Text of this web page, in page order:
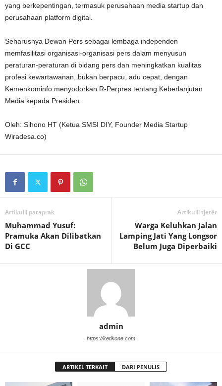
yang berkepentingan, termasuk perusahaan media startup dan
perusahaan platform digital.
Seharusnya Dewan Pers sebagai lembaga independen
memfasilitasi organisasi-organisasi pers dalam menyusun
peraturan-peraturan di bidang pers dan meningkatkan kualitas
profesi kewartawanan, bukan berpacu, adu cepat, dengan
Kemenkominfo menyodorkan R-Perpres tentang Keberlanjutan
Media kepada Presiden.
Oleh: Sihono HT (Ketua SMSI DIY, Founder Media Startup
Wiradesa.co)
Artikulli paraprak
Muhammad Yusuf:
Pramuka Akan Dilibatkan
Di GCC
Artikulli tjetër
Warga Keluhkan Jalan
Lamping Jati Yang Longsor
Belum Juga Diperbaiki
admin
https://ketikone.com
ARTIKEL TERKAIT DARI PENULIS